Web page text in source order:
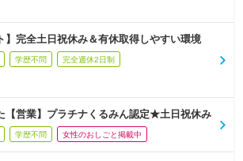
】完全土日祝休み＆有休取得しやすい環境
学歴不問 完全週休2日制
【営業】プラチナくるみん認定★土日祝休み
学歴不問 女性のおしごと掲載中